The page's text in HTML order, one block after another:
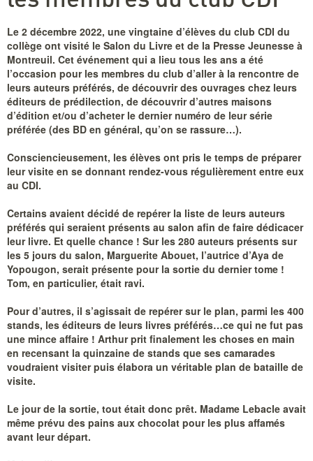
Le 2 décembre 2022, une vingtaine d’élèves du club CDI du
collège ont visité le Salon du Livre et de la Presse Jeunesse à
Montreuil. Cet événement qui a lieu tous les ans a été
l’occasion pour les membres du club d’aller à la rencontre de
leurs auteurs préférés, de découvrir des ouvrages chez leurs
éditeurs de prédilection, de découvrir d’autres maisons
d’édition et/ou d’acheter le dernier numéro de leur série
préférée (des BD en général, qu’on se rassure…).
Consciencieusement, les élèves ont pris le temps de préparer
leur visite en se donnant rendez-vous régulièrement entre eux
au CDI.
Certains avaient décidé de repérer la liste de leurs auteurs
préférés qui seraient présents au salon afin de faire dédicacer
leur livre. Et quelle chance ! Sur les 280 auteurs présents sur
les 5 jours du salon, Marguerite Abouet, l’autrice d’Aya de
Yopougon, serait présente pour la sortie du dernier tome !
Tom, en particulier, était ravi.
Pour d’autres, il s’agissait de repérer sur le plan, parmi les 400
stands, les éditeurs de leurs livres préférés…ce qui ne fut pas
une mince affaire ! Arthur prit finalement les choses en main
en recensant la quinzaine de stands que ses camarades
voudraient visiter puis élabora un véritable plan de bataille de
visite.
Le jour de la sortie, tout était donc prêt. Madame Lebacle avait
même prévu des pains aux chocolat pour les plus affamés
avant leur départ.